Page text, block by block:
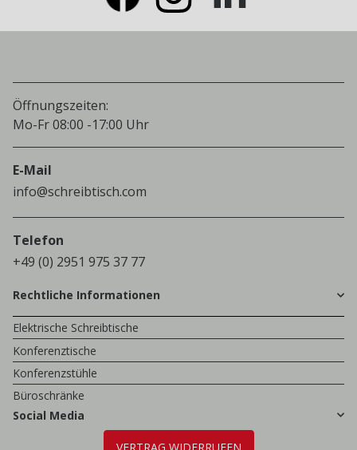
Öffnungszeiten:
Mo-Fr 08:00 -17:00 Uhr
E-Mail
info@schreibtisch.com
Telefon
+49 (0) 2951 975 37 77
Rechtliche Informationen
Elektrische Schreibtische
Konferenztische
Konferenzstühle
Büroschränke
Social Media
VERTRAG WIDERRUFEN